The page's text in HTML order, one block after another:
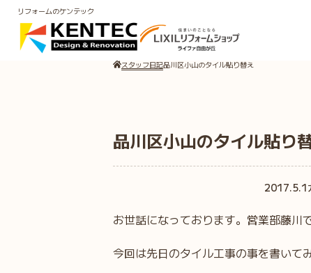
リフォームのケンテック
スタッフ日記品川区小山のタイル貼り替え
品川区小山のタイル貼り
2017.5.1
お世話になっております。営業部藤川で
今回は先日のタイル工事の事を書いて